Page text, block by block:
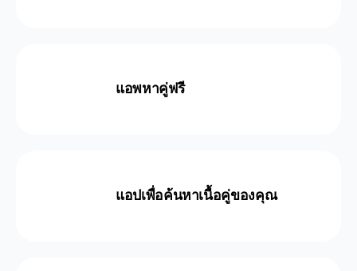
แอพหาคู่ฟรี
แอปเพื่อค้นหาเนื้อคู่ของคุณ